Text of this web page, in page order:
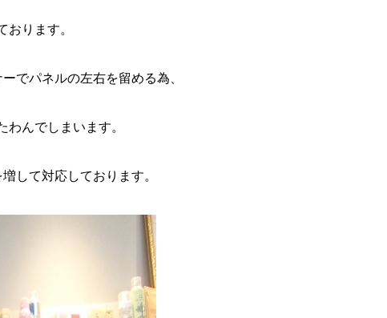
ります。
でパネルの左右を留める為、
んでしまいます。
して対応しております。